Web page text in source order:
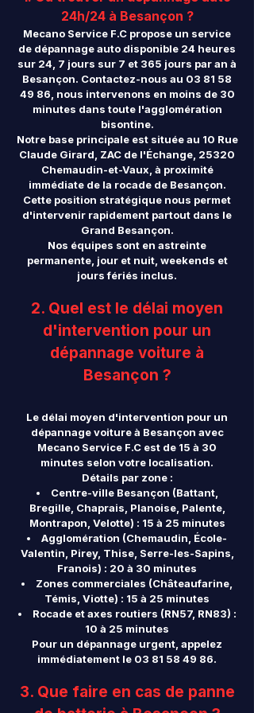
24h/24 à Besançon ?
Mecano Service F.C propose un service
de dépannage auto disponible 24 heures
sur 24, 7 jours sur 7 et 365 jours par an à
Besançon. Contactez-nous au 03 81 58
49 86 , nous intervenons en moins de 30
minutes dans toute l'agglomération
bisontine.
Notre base principale est située au 10 Rue
Claude Girard, ZAC de l'Échange, 25320
Chemaudin-et-Vaux, à proximité
immédiate de la rocade de Besançon.
Cette position stratégique nous permet
d'intervenir rapidement partout dans le
Grand Besançon.
Nos équipes sont en astreinte
permanente, jour et nuit, weekends et
jours fériés inclus.
2. Quel est le délai moyen
d'intervention pour un
dépannage voiture à
Besançon ?
Le délai moyen d'intervention pour un
dépannage voiture à Besançon avec
Mecano Service F.C est de 15 à 30
minutes selon votre localisation.
Détails par zone :
Centre-ville Besançon (Battant,
Bregille, Chaprais, Planoise, Palente,
Montrapon, Velotte) : 15 à 25 minutes
Agglomération (Chemaudin, École-
Valentin, Pirey, Thise, Serre-les-Sapins,
Franois) : 20 à 30 minutes
Zones commerciales (Châteaufarine,
Témis, Viotte) : 15 à 25 minutes
Rocade et axes routiers (RN57, RN83) :
10 à 25 minutes
Pour un dépannage urgent, appelez
immédiatement le 03 81 58 49 86.
3. Que faire en cas de panne